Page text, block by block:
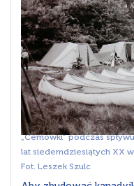
„Cemówki” podczas
lat siedemdziesiątych XX
Fot. Leszek Szulc